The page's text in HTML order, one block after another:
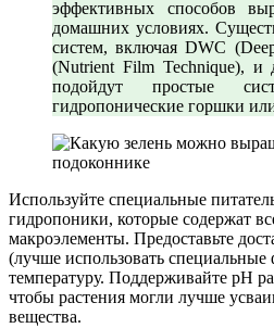
эффективных способов
домашних условиях.
систем, включая DWC
(Nutrient Film Technique),
подойдут простые
гидропонические горшки
Используйте специальные
гидропоники, которые содержат
макроэлементы. Предоставьте
(лучше использовать
температуру. Поддерживайте pH
чтобы растения могли лучше
вещества.